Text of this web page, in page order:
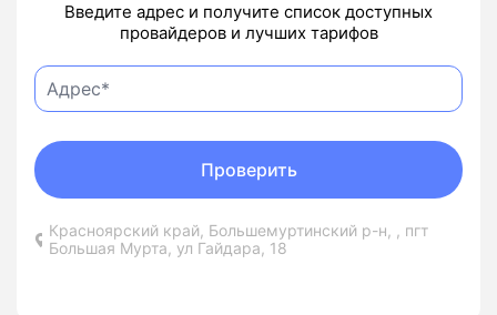
Введите адрес и получите список доступных
провайдеров и лучших тарифов
Красноярский край, Большемуртинский р-н, , пгт
Большая Мурта, ул Гайдара, 18
Проверить